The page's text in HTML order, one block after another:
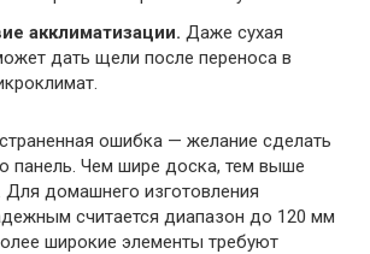
акклиматизации. Даже сухая
дать щели после переноса в
ошибка — желание сделать
панель. Чем шире доска, тем выше
Для домашнего изготовления
считается диапазон до 120 мм
широкие элементы требуют